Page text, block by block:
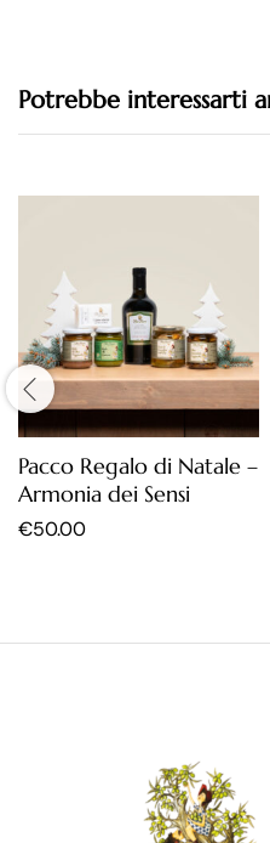
Potrebbe interessarti
Pacco Regalo di Natale –
Armonia dei Sensi
€50.00